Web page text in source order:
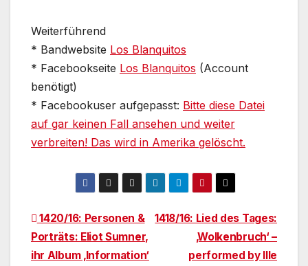
Weiterführend
* Bandwebsite Los Blanquitos
* Facebookseite Los Blanquitos (Account
benötigt)
* Facebookuser aufgepasst: Bitte diese Datei
auf gar keinen Fall ansehen und weiter
verbreiten! Das wird in Amerika gelöscht.
Beitragsnavigation
1418/16: Lied des Tages:
‚Wolkenbruch‘ –
performed by Ille
1420/16: Personen &
Porträts: Eliot Sumner,
ihr Album ‚Information‘